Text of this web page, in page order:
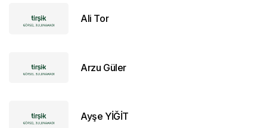
Ali Tor
Arzu Güler
Ayşe YİĞİT